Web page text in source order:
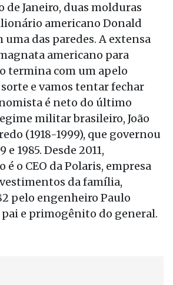
de Janeiro, duas molduras
americano Donald
das paredes. A extensa
americano para
termina com um apelo
sorte e vamos tentar fechar
é neto do último
militar brasileiro, João
(1918-1999), que governou
e 1985. Desde 2011,
o CEO da Polaris, empresa
da família,
pelo engenheiro Paulo
e primogênito do general.